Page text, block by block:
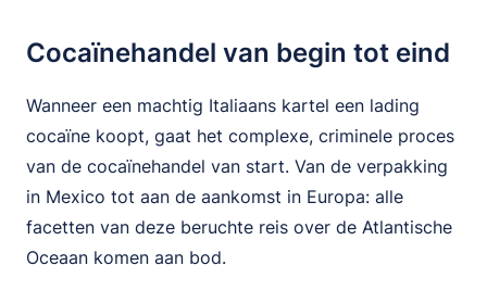
Cocaïnehandel van begin tot eind
Wanneer een machtig Italiaans kartel een lading
cocaïne koopt, gaat het complexe, criminele proces
van de cocaïnehandel van start. Van de verpakking
in Mexico tot aan de aankomst in Europa: alle
facetten van deze beruchte reis over de Atlantische
Oceaan komen aan bod.